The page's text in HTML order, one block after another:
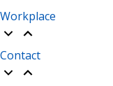
Workplace
Contact